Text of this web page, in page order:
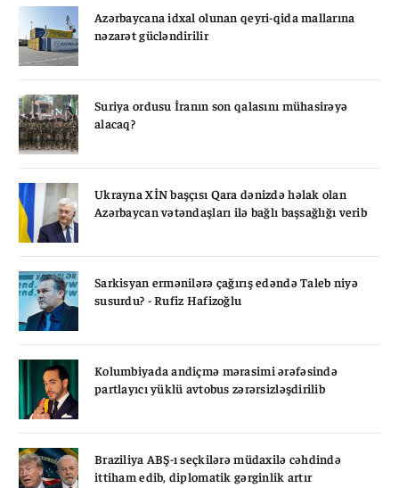
Azərbaycana idxal olunan qeyri-qida mallarına
nəzarət gücləndirilir
Suriya ordusu İranın son qalasını mühasirəyə
alacaq?
Ukrayna XİN başçısı Qara dənizdə həlak olan
Azərbaycan vətəndaşları ilə bağlı başsağlığı verib
Sarkisyan ermənilərə çağırış edəndə Taleb niyə
susurdu? - Rufiz Hafizoğlu
Kolumbiyada andiçmə mərasimi ərəfəsində
partlayıcı yüklü avtobus zərərsizləşdirilib
Braziliya ABŞ-ı seçkilərə müdaxilə cəhdində
ittiham edib, diplomatik gərginlik artır